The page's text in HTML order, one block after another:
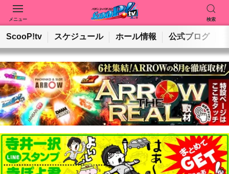
メニュー 検索
動画を検索 ホールを検索
検索
ScooP!tv スケジュール ホール情報 公式ブログ